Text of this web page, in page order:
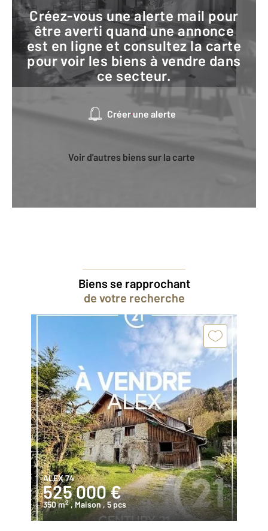
Créez-vous une alerte mail pour
être averti quand une annonce
est en ligne et consultez la carte
pour voir les biens à vendre dans
ce secteur.
Créer une alerte
Voir d'autres biens sur la carte
Biens se rapprochant
de votre recherche
ALEX 74
525 000 €
350 m2 , Maison, 5 pcs